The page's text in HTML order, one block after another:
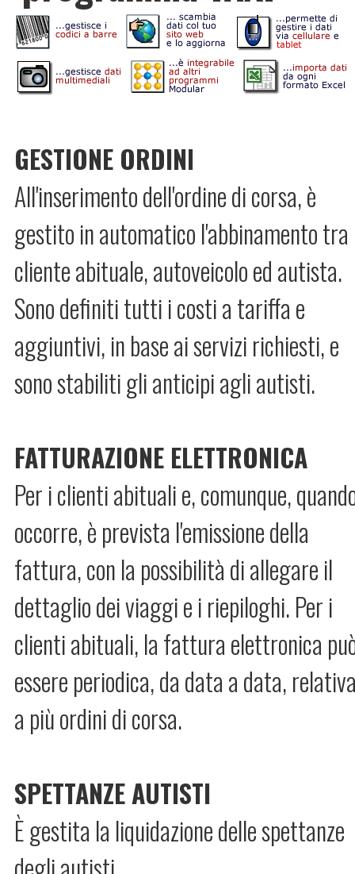
GESTIONE ORDINI
All'inserimento dell'ordine di corsa, è
gestito in automatico l'abbinamento tra
cliente abituale, autoveicolo ed autista.
Sono definiti tutti i costi a tariffa e
aggiuntivi, in base ai servizi richiesti, e
sono stabiliti gli anticipi agli autisti.
FATTURAZIONE ELETTRONICA
Per i clienti abituali e, comunque,
occorre, è prevista l'emissione della
fattura, con la possibilità di allegare il
dettaglio dei viaggi e i riepiloghi. Per i
clienti abituali, la fattura elettronica
essere periodica, da data a data,
a più ordini di corsa.
SPETTANZE AUTISTI
È gestita la liquidazione delle spettanze